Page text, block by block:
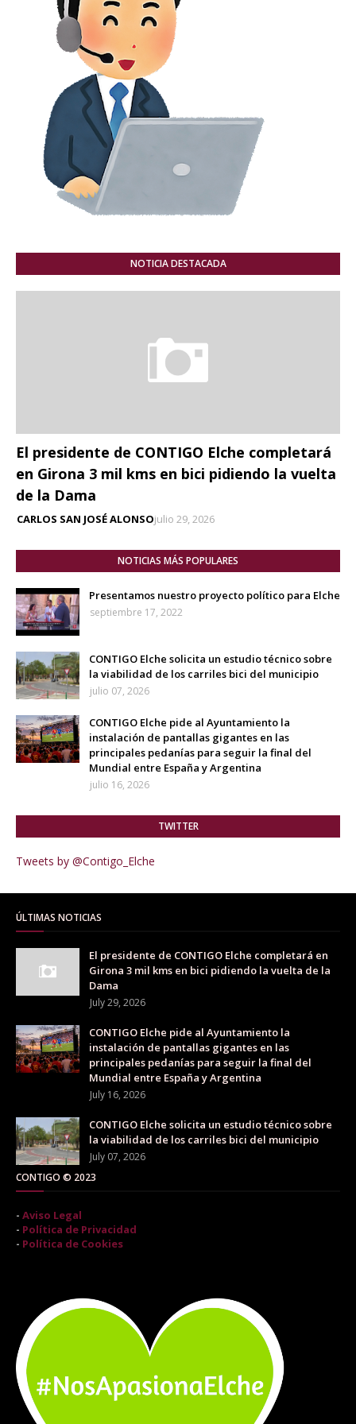
NOTICIA DESTACADA
El presidente de CONTIGO Elche completará
en Girona 3 mil kms en bici pidiendo la vuelta
de la Dama
CARLOS SAN JOSÉ ALONSOjulio 29, 2026
NOTICIAS MÁS POPULARES
Presentamos nuestro proyecto político para Elche
septiembre 17, 2022
CONTIGO Elche solicita un estudio técnico sobre
la viabilidad de los carriles bici del municipio
julio 07, 2026
CONTIGO Elche pide al Ayuntamiento la
instalación de pantallas gigantes en las
principales pedanías para seguir la final del
Mundial entre España y Argentina
julio 16, 2026
TWITTER
Tweets by @Contigo_Elche
ÚLTIMAS NOTICIAS
El presidente de CONTIGO Elche completará en
Girona 3 mil kms en bici pidiendo la vuelta de la
Dama
July 29, 2026
CONTIGO Elche pide al Ayuntamiento la
instalación de pantallas gigantes en las
principales pedanías para seguir la final del
Mundial entre España y Argentina
July 16, 2026
CONTIGO Elche solicita un estudio técnico sobre
la viabilidad de los carriles bici del municipio
July 07, 2026
CONTIGO © 2023
- Aviso Legal
- Política de Privacidad
- Política de Cookies